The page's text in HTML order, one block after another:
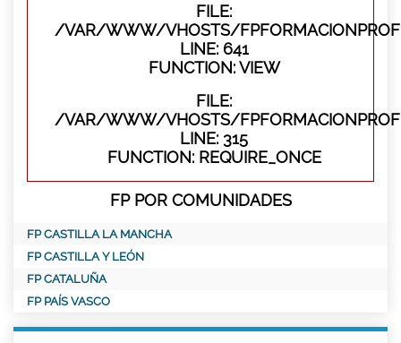
FILE:
/VAR/WWW/VHOSTS/
LINE: 641
FUNCTION: VIEW
FILE:
/VAR/WWW/VHOSTS/
LINE: 315
FUNCTION: REQUIRE_ONCE
FP POR COMUNIDADES
FP CASTILLA LA MANCHA
FP CASTILLA Y LEÓN
FP CATALUÑA
FP PAÍS VASCO